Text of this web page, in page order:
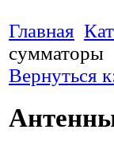
Главная
сумматоры
Вернуться